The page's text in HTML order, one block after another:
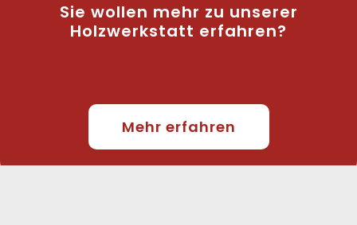
Sie wollen mehr zu unserer
Holzwerkstatt erfahren?
Mehr erfahren